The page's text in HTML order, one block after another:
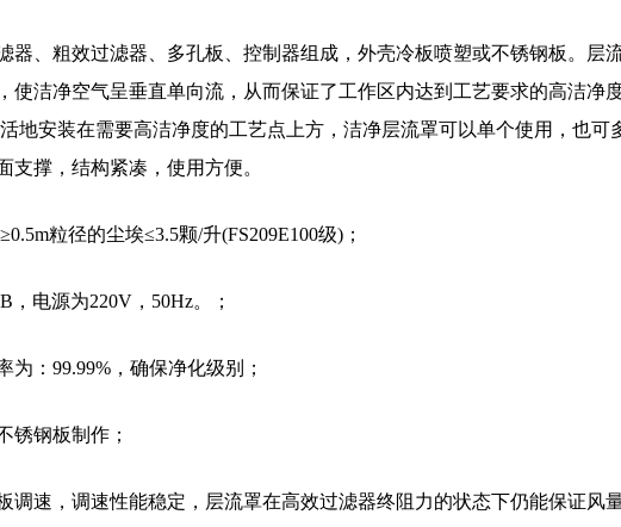
、粗效过滤器、多孔板、控制器组成，外壳冷板喷塑或不锈钢板。层
使洁净空气呈垂直单向流，从而保证了工作区内达到工艺要求的高洁净
地安装在需要高洁净度的工艺点上方，洁净层流罩可以单个使用，也可
支撑，结构紧凑，使用方便。
粒径的尘埃≤3.5颗/升(FS209E100级)；
，电源为220V，50Hz。；
：99.99%，确保净化级别；
锈钢板制作；
调速，调速性能稳定，层流罩在高效过滤器终阻力的状态下仍能保证风